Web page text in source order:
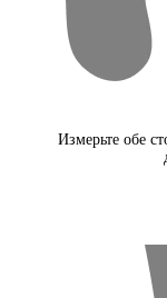
Измерьте обе